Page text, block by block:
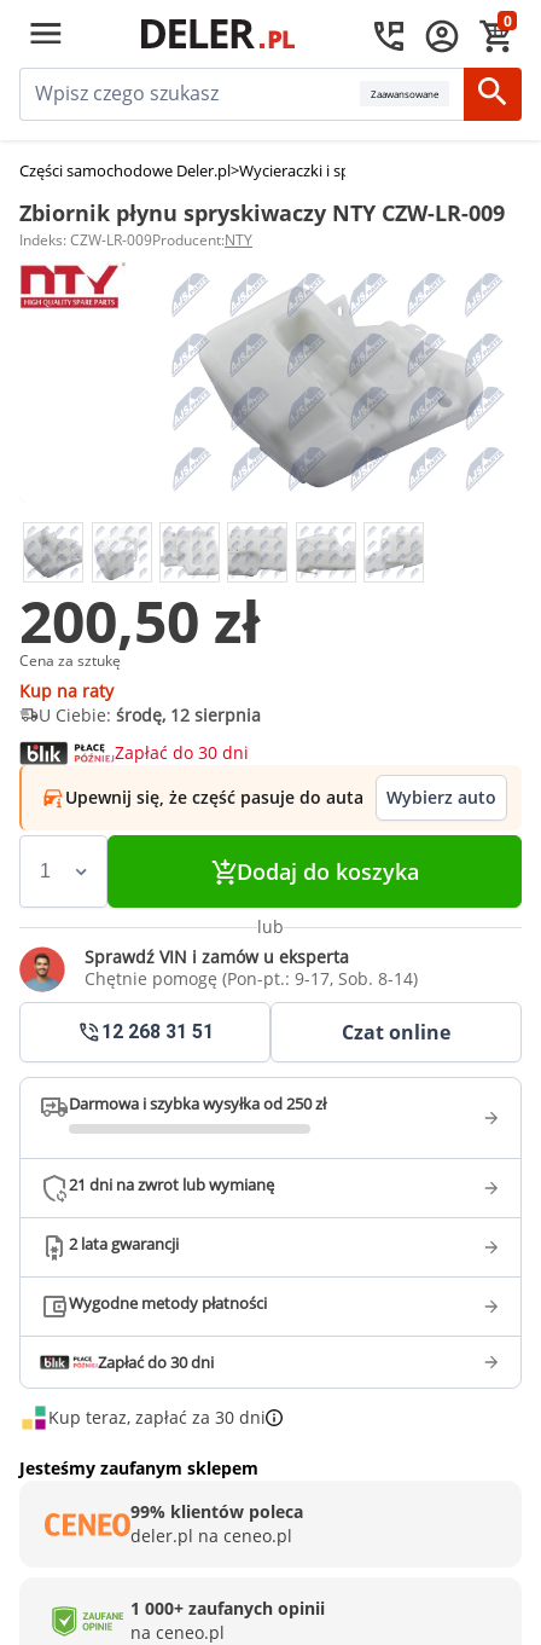
0
Zaawansowane
Części samochodowe Deler.pl>Wycieraczki i spryskiwacze
Zbiornik płynu spryskiwaczy NTY CZW-LR-009
Indeks: CZW-LR-009Producent:NTY
200,50 zł
Cena za sztukę
Kup na raty
U Ciebie: środę, 12 sierpnia
Zapłać do 30 dni
Upewnij się, że część pasuje do auta
Wybierz auto
Dodaj do koszyka
lub
Sprawdź VIN i zamów u eksperta
Chętnie pomogę (Pon-pt.: 9-17, Sob. 8-14)
12 268 31 51 Czat online
Darmowa i szybka wysyłka od 250 zł
21 dni na zwrot lub wymianę
2 lata gwarancji
Wygodne metody płatności
Zapłać do 30 dni
Kup teraz, zapłać za 30 dni
Jesteśmy zaufanym sklepem
99% klientów poleca
deler.pl na ceneo.pl
1 000+ zaufanych opinii
na ceneo.pl